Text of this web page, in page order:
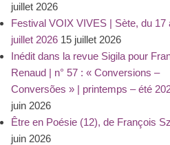
juillet 2026
Festival VOIX VIVES | Sète, du 17
juillet 2026 15 juillet 2026
Inédit dans la revue Sigila pour
Renaud | n° 57 : « Conversions –
Conversões » | printemps – été
juin 2026
Être en Poésie (12), de François
juin 2026